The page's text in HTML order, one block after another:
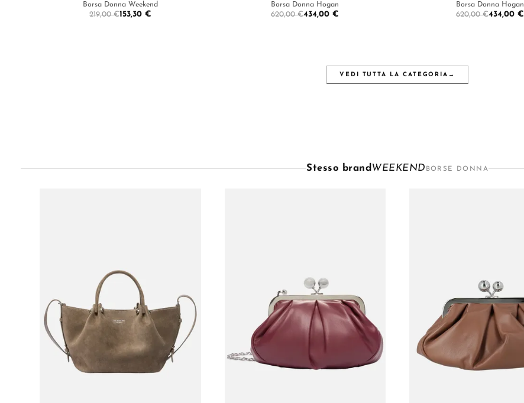
Borsa Donna Weekend
219,00 €153,30 €
Borsa Donna Hogan
620,00 €434,00 €
Borsa Donna Hogan
620,00 €434,00 €
VEDI TUTTA LA CATEGORIA →
Stesso brandWEEKEND BORSE DONNA